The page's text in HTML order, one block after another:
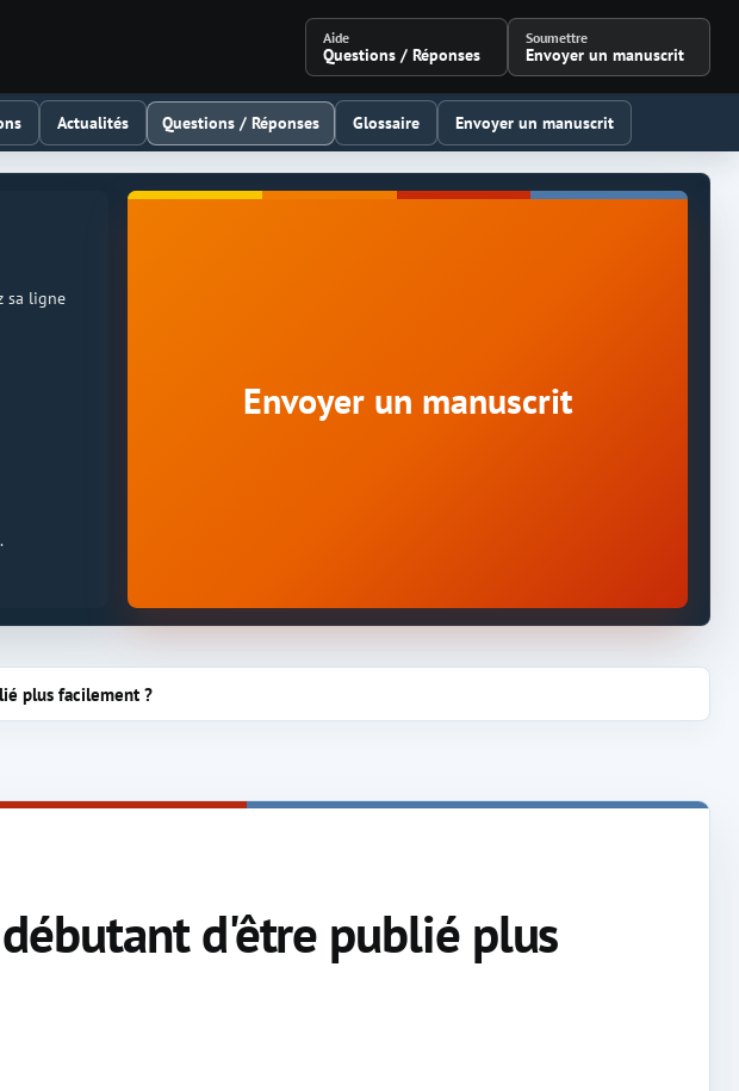
Aide
Questions / Réponses
Soumettre
Envoyer un manuscrit
Actualités Questions / Réponses Glossaire Envoyer un manuscrit
sa ligne
Envoyer un manuscrit
plus facilement ?
d'être publié plus